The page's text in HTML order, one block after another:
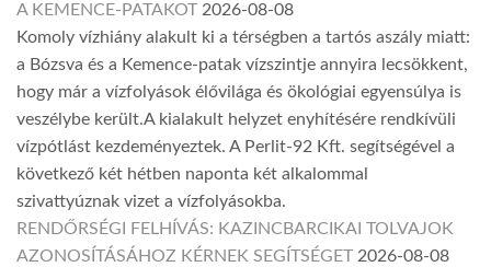
A KEMENCE-PATAKOT 2026-08-08
Komoly vízhiány alakult ki a térségben a tartós aszály miatt:
a Bózsva és a Kemence-patak vízszintje annyira lecsökkent,
hogy már a vízfolyások élővilága és ökológiai egyensúlya is
veszélybe került.A kialakult helyzet enyhítésére rendkívüli
vízpótlást kezdeményeztek. A Perlit-92 Kft. segítségével a
következő két hétben naponta két alkalommal
szivattyúznak vizet a vízfolyásokba.
RENDŐRSÉGI FELHÍVÁS: KAZINCBARCIKAI TOLVAJOK
AZONOSÍTÁSÁHOZ KÉRNEK SEGÍTSÉGET 2026-08-08